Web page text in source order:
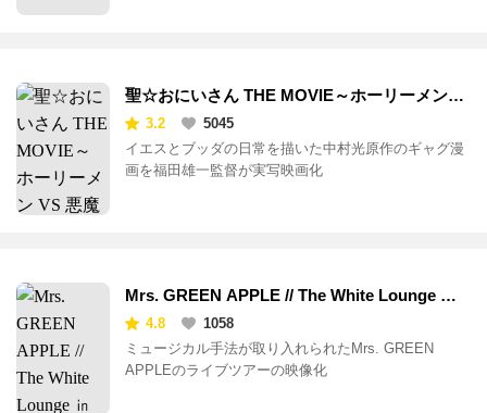
聖☆おにいさん THE MOVIE～ホーリーメン
VS 悪魔軍団～
3.2
5045
イエスとブッダの日常を描いた中村光原作のギャグ漫
画を福田雄一監督が実写映画化
Mrs. GREEN APPLE // The White Lounge ㏌
CINEMA
4.8
1058
ミュージカル手法が取り入れられたMrs. GREEN
APPLEのライブツアーの映像化